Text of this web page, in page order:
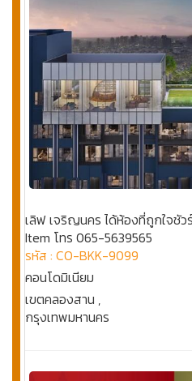
เลิฟ เจริญนคร ได้ห้องที่ถูกใจชัว
Item โทร 065-5639565
รหัส : CO-BKK-9099
คอนโดมิเนียม
เขตคลองสาน ,
กรุงเทพมหานคร